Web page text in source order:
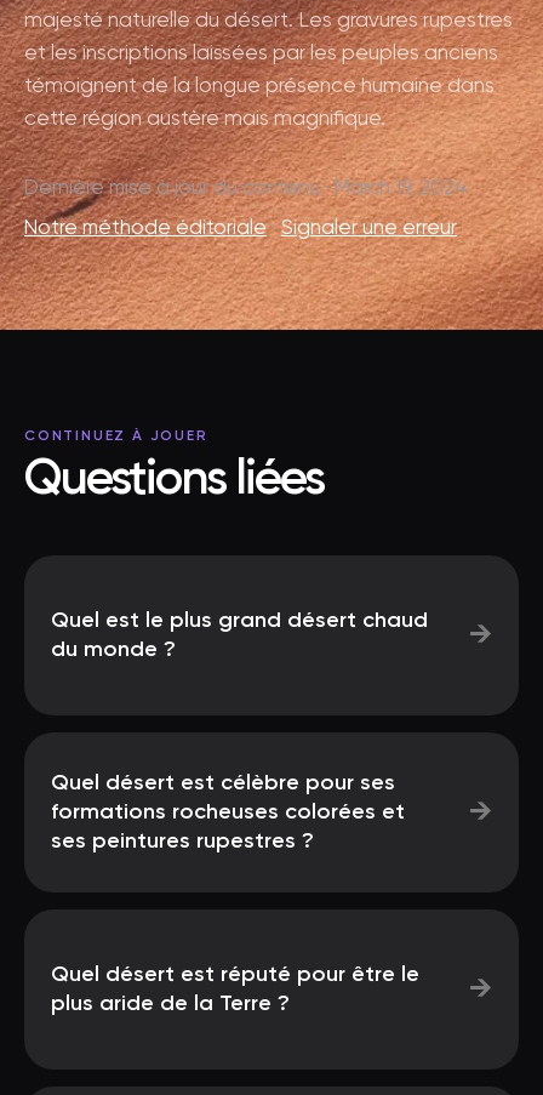
majesté naturelle du désert. Les gravures rupestres
et les inscriptions laissées par les peuples anciens
témoignent de la longue présence humaine dans
cette région austère mais magnifique.
Dernière mise à jour du contenu · March 19, 2024
Notre méthode éditoriale·Signaler une erreur
CONTINUEZ À JOUER
Questions liées
Quel est le plus grand désert chaud
du monde ?
→
Quel désert est célèbre pour ses
formations rocheuses colorées et
ses peintures rupestres ?
→
Quel désert est réputé pour être le
plus aride de la Terre ?
→